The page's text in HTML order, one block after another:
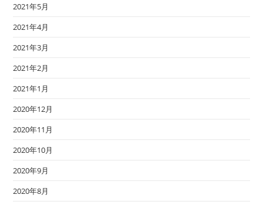
2021年5月
2021年4月
2021年3月
2021年2月
2021年1月
2020年12月
2020年11月
2020年10月
2020年9月
2020年8月